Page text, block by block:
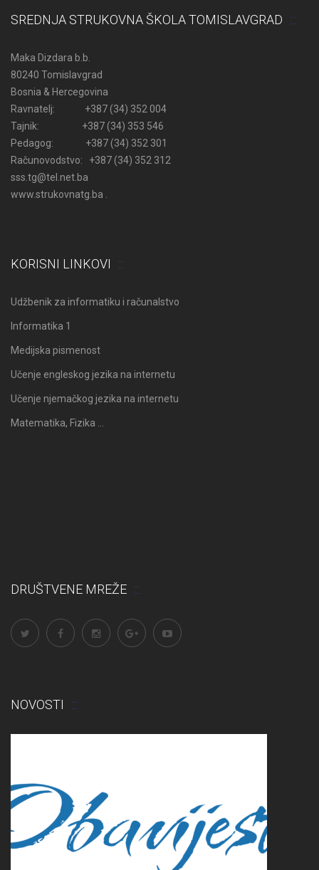
SREDNJA STRUKOVNA ŠKOLA TOMISLAVGRAD
Maka Dizdara b.b.
80240 Tomislavgrad
Bosnia & Hercegovina
Ravnatelj: +387 (34) 352 004
Tajnik: +387 (34) 353 546
Pedagog: +387 (34) 352 301
Računovodstvo: +387 (34) 352 312
sss.tg@tel.net.ba
www.strukovnatg.ba .
KORISNI LINKOVI
Udžbenik za informatiku i računalstvo
Informatika 1
Medijska pismenost
Učenje engleskog jezika na internetu
Učenje njemačkog jezika na internetu
Matematika, Fizika …
DRUŠTVENE MREŽE
NOVOSTI